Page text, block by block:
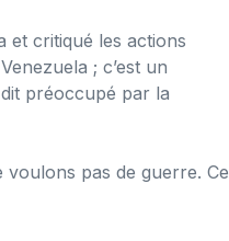
et critiqué les actions
; c’est un
préoccupé par la
voulons pas de guerre. Ce